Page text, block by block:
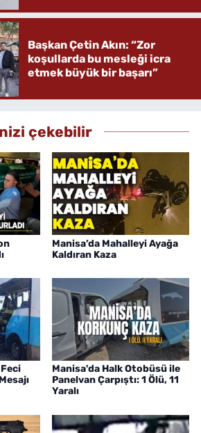
Başkan Çetin Akın: “Zor
koşullarda bu mesleği icra
etmek büyük bir başarı”
çekebilir
Manisa’da Mahalleyi Ayağa
Kaldıran Kaza
Manisa'da Halk Otobüsü ile
Panelvan Çarpıştı: 1 Ölü, 11
Yaralı